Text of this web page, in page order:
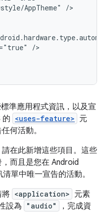
AppTheme"
/>
/>
準應用程式資訊，以及宣
的 <uses-feature> 元
何活動。
請在此新增這些項目。這些
而且是您在 Android
單中唯一宣告的活動。
將 <application> 元素
設為 "audio"
，完成資